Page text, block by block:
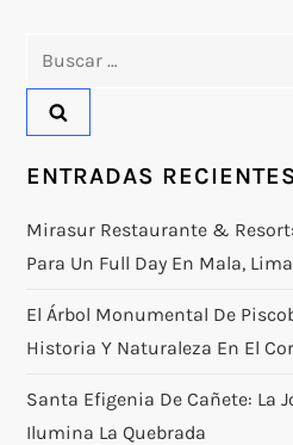
ENTRADAS
Mirasur Restaurante &
Para Un Full Day En Mala, Lima
El Árbol Monumental De
Historia Y Naturaleza En El
Santa Efigenia De Cañete: La
Ilumina La Quebrada